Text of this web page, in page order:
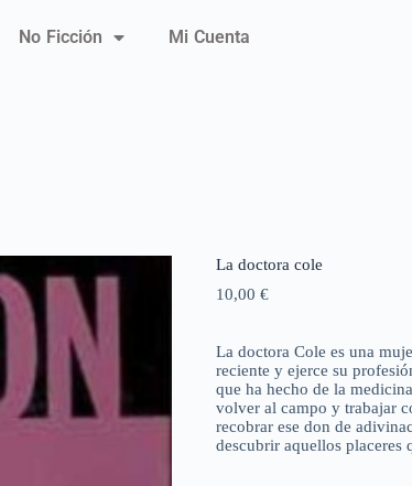
No Ficción Mi Cuenta
La doctora cole
10,00 €
La doctora Cole es una
reciente y ejerce su
que ha hecho de la
volver al campo y trabajar
recobrar ese don de
descubrir aquellos placeres